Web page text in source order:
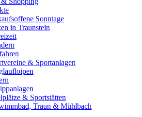
Sonntage
in Traunstein
& Sportanlagen
& Sportstätten
Traun & Mühlbach